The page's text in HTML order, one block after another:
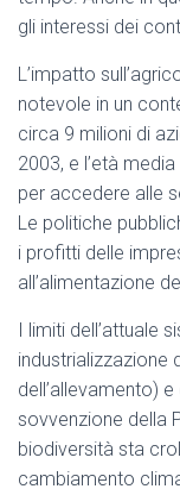
gli interessi dei
L’impatto
notevole in un
circa 9 milioni di
2003, e l’età
per accedere alle
Le politiche
i profitti delle
all’alimentazione
I limiti dell’attuale
industrializzazione
dell’allevamento)
sovvenzione della
biodiversità sta
cambiamento